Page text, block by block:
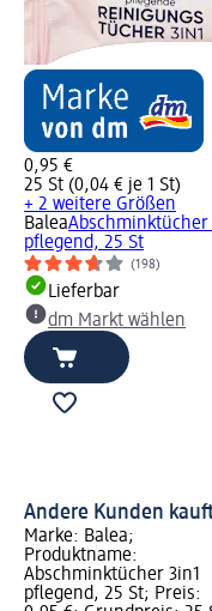
0,95 €
25 St (0,04 € je 1 St)
+ 2 weitere Größen
BaleaAbschminktücher
pflegend, 25 St
(198)
Lieferbar
dm Markt wählen
Andere Kunden
Marke: Balea;
Produktname:
Abschminktücher 3in1
pflegend, 25 St; Preis: